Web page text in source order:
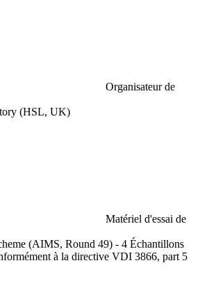
Organisateur de
(HSL, UK)
Matériel d'essai de
(AIMS, Round 49) - 4 Échantillons
à la directive VDI 3866, part 5